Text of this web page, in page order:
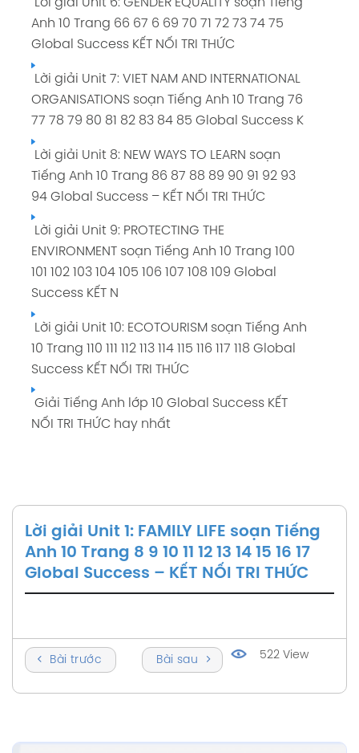
Lời giải Unit 11: ACHIEVEMENTS soạn Tiếng
Anh 10 Trang 124 125 126 127 128 129 130 131 132
133 Explore New Worlds CÁNH DIỀU
Lời giải Unit 12: DECISIONS soạn Tiếng Anh 10
Trang 136 137 138 139 140 141 142 143 144
Explore New Worlds CÁNH DIỀU
Giải Tiếng Anh lớp 10 Explore New Worlds
CÁNH DIỀU hay nhất
ĐỀ THI GIỮA KÌ 1 soạn Tiếng Anh 9 SGK
Friends Global CHÂN TRỜI SÁNG TẠO
Lời giải Unit 8: SCIENCE soạn Tiếng Anh 10
Trang 94 95 96 97 98 99 100 101 102 103 104
105 Friends Global CHÂN TRỜI SÁNG TẠO
Giải Tiếng Anh lớp 10 Friends Global CHÂN
TRỜI SÁNG TẠO hay nhất
Lời giải Unit 6: GENDER EQUALITY soạn Tiếng
Anh 10 Trang 66 67 6 69 70 71 72 73 74 75
Global Success KẾT NỐI TRI THỨC
Lời giải Unit 7: VIET NAM AND INTERNATIONAL
ORGANISATIONS soạn Tiếng Anh 10 Trang 76
77 78 79 80 81 82 83 84 85 Global Success K
Lời giải Unit 8: NEW WAYS TO LEARN soạn
Tiếng Anh 10 Trang 86 87 88 89 90 91 92 93
94 Global Success – KẾT NỐI TRI THỨC
Lời giải Unit 9: PROTECTING THE
ENVIRONMENT soạn Tiếng Anh 10 Trang 100
101 102 103 104 105 106 107 108 109 Global
Success KẾT N
Lời giải Unit 10: ECOTOURISM soạn Tiếng Anh
10 Trang 110 111 112 113 114 115 116 117 118 Global
Success KẾT NỐI TRI THỨC
Giải Tiếng Anh lớp 10 Global Success KẾT
NỐI TRI THỨC hay nhất
Lời giải Unit 1: FAMILY LIFE soạn Tiếng
Anh 10 Trang 8 9 10 11 12 13 14 15 16 17
Global Success – KẾT NỐI TRI THỨC
Bài trước Bài sau 522 View